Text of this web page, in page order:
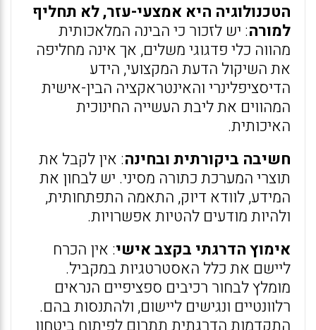
הטכנולוגיה היא אמצעי-עזר, לא תחליף
למורה: יש לזכור כי הבינה המלאכותית
מהווה כלי פדגוגי משלים, אך אינה מחליפה
את השיקול הדעת המקצועי, הידע
הדיסציפלינרי והאינטראקציה הבין-אישית
המהווים את ליבת העשייה החינוכית
האיכותית.
חשיבה ביקורתית ובחינה: אין לקבל את
תוצרי המערכת כתורה מסיני. יש לבחון את
המידע, לוודא דיוק, התאמה התפתחותית,
ולהיות מודעים להטיות אפשרויות.
אימוץ הדרגתי בקצב אישי: אין הכרח
ליישם את כלל האסטרטגיות במקביל.
מומלץ לבחור רכיבים ספציפיים הנראים
רלוונטיים ונגישים ליישום, ולהתנסות בהם.